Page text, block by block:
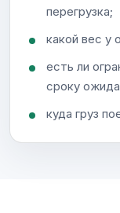
перегрузка;
какой вес у
есть ли
сроку
куда груз